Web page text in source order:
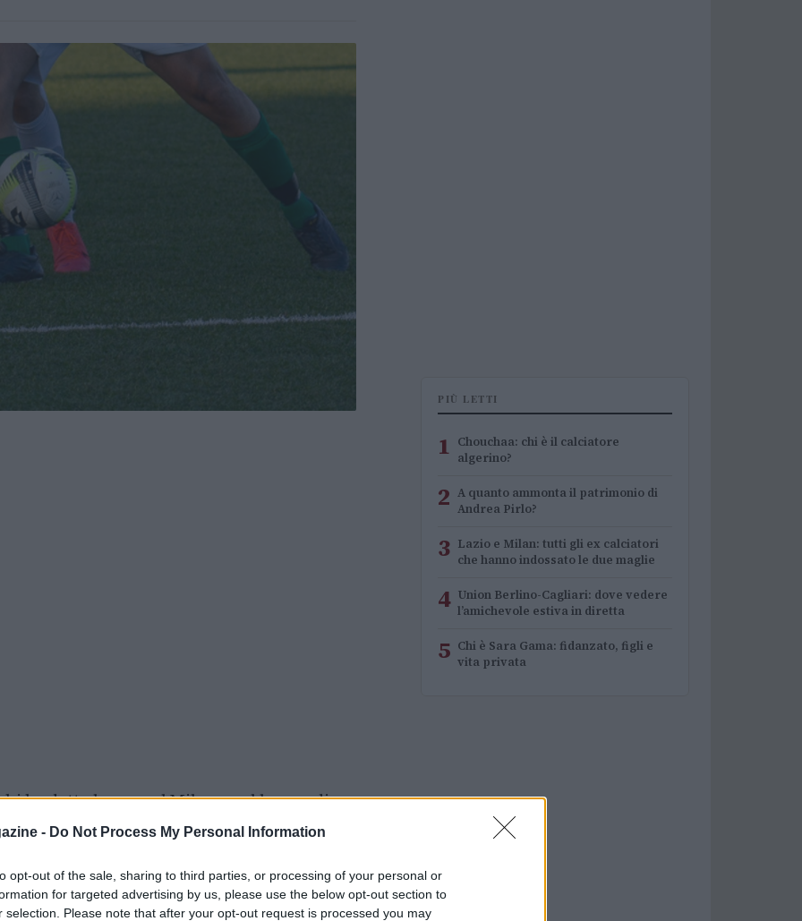
- Do Not Process My Personal Information
opt-out of the sale, sharing to third parties, or processing of your personal or
for targeted advertising by us, please use the below opt-out section to
selection. Please note that after your opt-out request is processed you may
ha detto la sua sul Milan e sul lavoro di
è un ragazzo d’oro. Nelle precedenti
precisa alle sue squadre, ora ci sta
gioca per e con la squadra”.
PIÙ LETTI
1 Chouchaa: chi è il calciatore
algerino?
2 A quanto ammonta il patrimonio di
Andrea Pirlo?
3 Lazio e Milan: tutti gli ex calciatori
che hanno indossato le due maglie
4 Union Berlino-Cagliari: dove vedere
l’amichevole estiva in diretta
5 Chi è Sara Gama: fidanzato, figli e
vita privata